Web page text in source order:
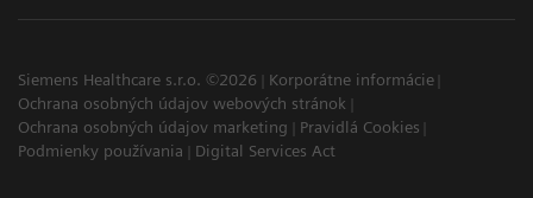
Siemens Healthcare s.r.o. ©2026
Korporátne informácie
Ochrana osobných údajov webových stránok
Ochrana osobných údajov marketing
Pravidlá Cookies
Podmienky používania
Digital Services Act